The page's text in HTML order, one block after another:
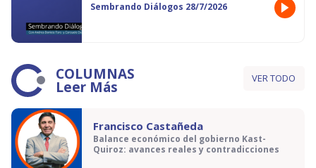
Sembrando Diálogos 28/7/2026
COLUMNAS
Leer Más VER TODO
Francisco Castañeda
Balance económico del gobierno Kast-
Quiroz: avances reales y contradicciones